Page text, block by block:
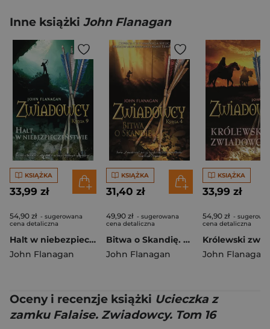
Inne książki John Flanagan
KSIĄŻKA
33,99 zł
54,90 zł - sugerowana
cena detaliczna
Halt w niebezpieczeństwie. Zwiadowcy. Tom 9
John Flanagan
KSIĄŻKA
31,40 zł
49,90 zł - sugerowana
cena detaliczna
Bitwa o Skandię. Zwiadowcy. Tom 4
John Flanagan
KSIĄŻKA
33,99 zł
54,90 zł -
cena detaliczna
John Flanagan
Oceny i recenzje książki Ucieczka z
zamku Falaise. Zwiadowcy. Tom 16